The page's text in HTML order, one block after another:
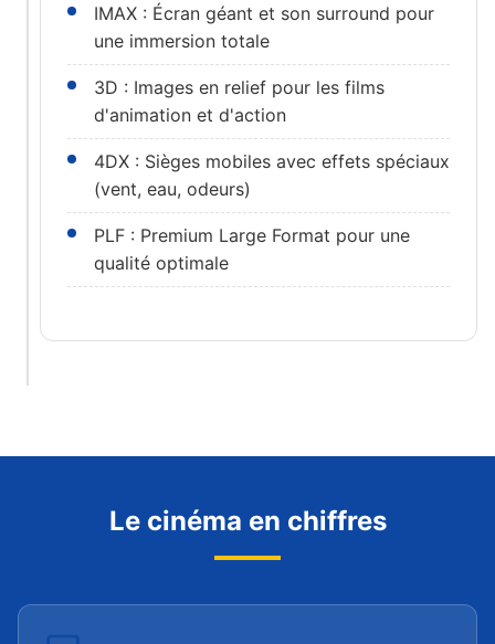
IMAX : Écran géant et son surround pour
une immersion totale
3D : Images en relief pour les films
d'animation et d'action
4DX : Sièges mobiles avec effets spéciaux
(vent, eau, odeurs)
PLF : Premium Large Format pour une
qualité optimale
Le cinéma en chiffres